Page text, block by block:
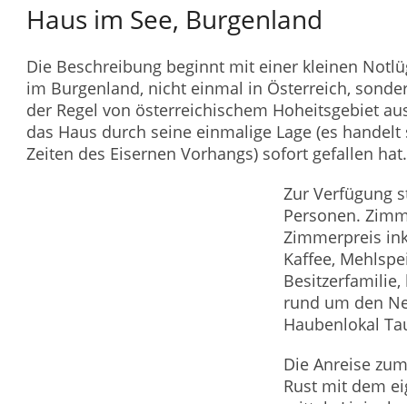
Haus im See, Burgenland
Die Beschreibung beginnt mit einer kleinen
im Burgenland, nicht einmal in Österreich,
der Regel von österreichischem Hoheitsgebiet
das Haus durch seine einmalige Lage (es
Zeiten des Eisernen Vorhangs) sofort gefallen hat.
Zur Verfügung
Personen.
Zimmerpreis
Kaffee,
rund um den
Haubenlokal
Die Anreise
Rust mit dem